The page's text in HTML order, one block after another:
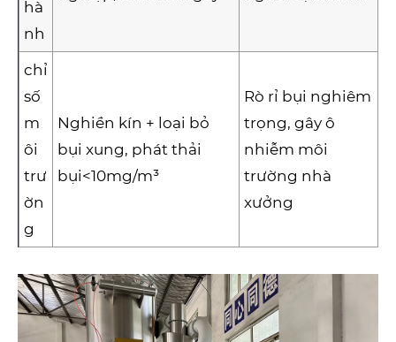
hà
nh
chỉ
số
m
ôi
trư
ờn
g
Nghiền kín + loại bỏ
bụi xung, phát thải
bụi<10mg/m³
Rò rỉ bụi nghiêm
trọng, gây ô
nhiễm môi
trường nhà
xưởng